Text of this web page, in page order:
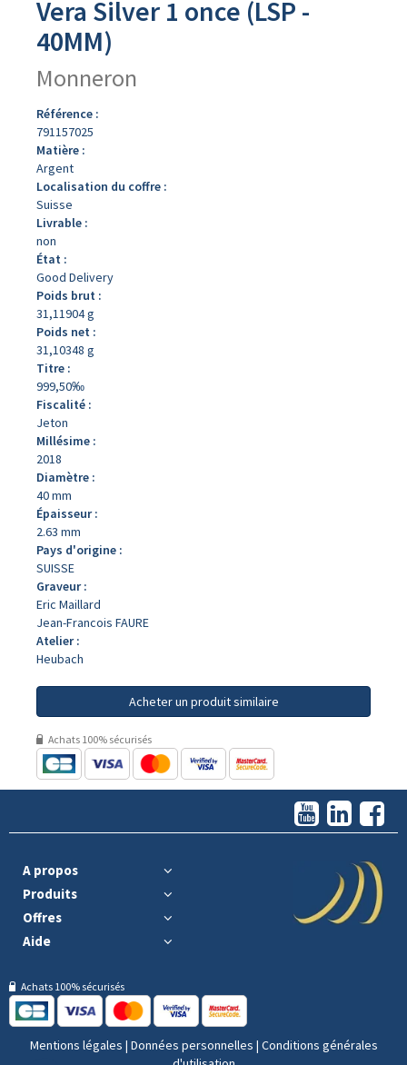
Vera Silver 1 once (LSP -
40MM)
Monneron
Référence :
791157025
Matière :
Argent
Localisation du coffre :
Suisse
Livrable :
non
État :
Good Delivery
Poids brut :
31,11904 g
Poids net :
31,10348 g
Titre :
999,50‰
Fiscalité :
Jeton
Millésime :
2018
Diamètre :
40 mm
Épaisseur :
2.63 mm
Pays d'origine :
SUISSE
Graveur :
Eric Maillard
Jean-Francois FAURE
Atelier :
Heubach
Acheter un produit similaire
Achats 100% sécurisés
A propos
Produits
Offres
Aide
Achats 100% sécurisés
Mentions légales | Données personnelles | Conditions générales